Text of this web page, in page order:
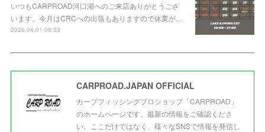
いつもCARPROAD河口湖へのご来店ありがとうござ
います。今月はCRCへの出張もありますので休業が…
2026.04.01 08:53
CARPROAD.JAPAN OFFICIAL
カープフィッシングプロショップ「CARPROAD」
のホームページです。最新の情報をご確認くださ
い。ここだけではなく、様々なSNSで情報を発信し